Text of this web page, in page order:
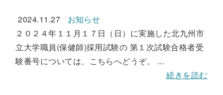
2024.11.27
お知らせ
２０２４年１１月１７日（日）に実施した北九州市
立大学職員(保健師)採用試験の 第１次試験合格者受
験番号については、こちらへどうぞ。 ...
続きを読む